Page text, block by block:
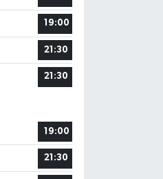
19:00
21:30
21:30
19:00
21:30